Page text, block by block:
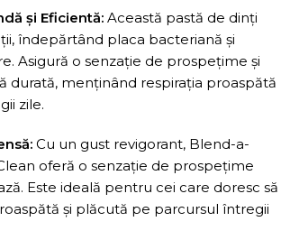
și Eficientă: Această pastă de dinți
îndepărtând placa bacteriană și
Asigură o senzație de prospețime și
durată, menținând respirația proaspătă
zile.
Cu un gust revigorant, Blend-a-
oferă o senzație de prospețime
Este ideală pentru cei care doresc să
și plăcută pe parcursul întregii